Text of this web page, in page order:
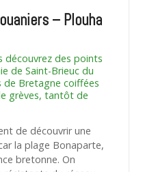
– Plouha
découvrez des points
de Saint-Brieuc du
de Bretagne coiffées
grèves, tantôt de
de découvrir une
la plage Bonaparte,
bretonne. On